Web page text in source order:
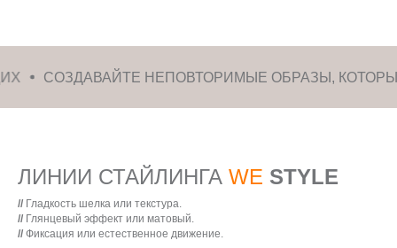
НЕПОВТОРИМЫЕ ОБРАЗЫ, КОТОРЫЕ
ЛИНИИ СТАЙЛИНГА WE STYLE
// Гладкость шелка или текстура.
// Глянцевый эффект или матовый.
// Фиксация или естественное движение.